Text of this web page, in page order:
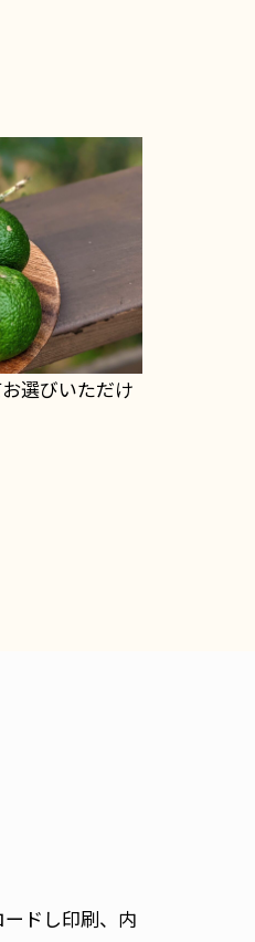
選びいただけ
ドし印刷、内